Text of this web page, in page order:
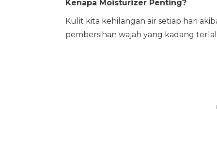
Kenapa Moisturizer Penting?
Kulit kita kehilangan air setiap hari
pembersihan wajah yang kadang